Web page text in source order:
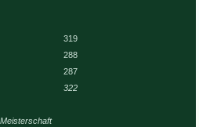
319
288
287
322